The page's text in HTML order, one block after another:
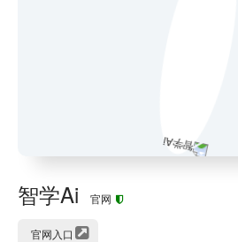
智学Ai 官网
官网入口